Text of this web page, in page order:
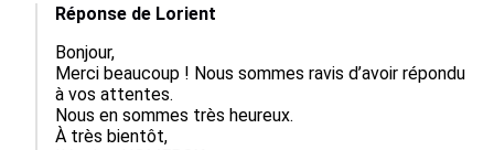
Réponse de Lorient
Bonjour,
Merci beaucoup ! Nous sommes ravis d’avoir répondu
à vos attentes.
Nous en sommes très heureux.
À très bientôt,